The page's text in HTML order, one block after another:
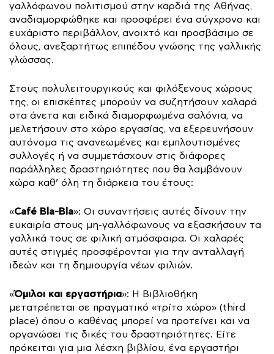
γαλλόφωνου πολιτισμού στην καρδιά της Αθήνας,
αναδιαμορφώθηκε και προσφέρει ένα σύγχρονο και
ευχάριστο περιβάλλον, ανοιχτό και προσβάσιμο σε
όλους, ανεξαρτήτως επιπέδου γνώσης της γαλλικής
γλώσσας.
Στους πολυλειτουργικούς και φιλόξενους χώρους
της, οι επισκέπτες μπορούν να συζητήσουν χαλαρά
στα άνετα και ειδικά διαμορφωμένα σαλόνια, να
μελετήσουν στο χώρο εργασίας, να εξερευνήσουν
αυτόνομα τις ανανεωμένες και εμπλουτισμένες
συλλογές ή να συμμετάσχουν στις διάφορες
παράλληλες δραστηριότητες που θα λαμβάνουν
χώρα καθ’ όλη τη διάρκεια του έτους:
«Café Bla-Bla»: Οι συναντήσεις αυτές δίνουν την
ευκαιρία στους μη-γαλλόφωνους να εξασκήσουν τα
γαλλικά τους σε φιλική ατμόσφαιρα. Οι χαλαρές
αυτές στιγμές προσφέρονται για την ανταλλαγή
ιδεών και τη δημιουργία νέων φιλιών.
«Όμιλοι και εργαστήρια»: Η Βιβλιοθήκη
μετατρέπεται σε πραγματικό «τρίτο χώρο» (third
place) όπου ο καθένας μπορεί να προτείνει και να
οργανώσει τις δικές του δραστηριότητες. Είτε
πρόκειται για μια λέσχη βιβλίου, ένα εργαστήρι